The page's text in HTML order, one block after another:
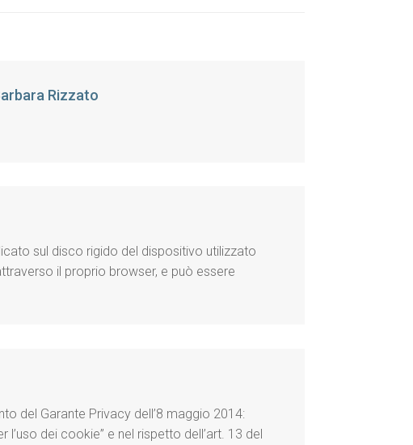
Rizzato
sul disco rigido del dispositivo utilizzato
il proprio browser, e può essere
del Garante Privacy dell’8 maggio 2014:
dei cookie” e nel rispetto dell’art. 13 del